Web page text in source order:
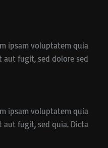
ipsam voluptatem quia
fugit, sed dolore sed
ipsam voluptatem quia
fugit, sed quia. Dicta